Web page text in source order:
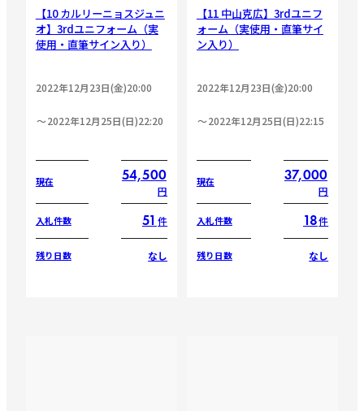
【10 カルリーニョスジュニ
オ】3rdユニフォーム（実
使用・直筆サイン入り）
2022年12月23日(金)20:00
2022年12月25日(日)22:20
現在 54,500
円
入札件数 51 件
残り日数 なし
【11 中山克広】3rdユニフ
ォーム（実使用・直筆サイ
ン入り）
2022年12月23日(金)20:00
2022年12月25日(日)22:15
現在 37,000
円
入札件数 18件
残り日数 なし